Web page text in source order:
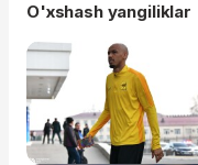
O'xshash yangiliklar